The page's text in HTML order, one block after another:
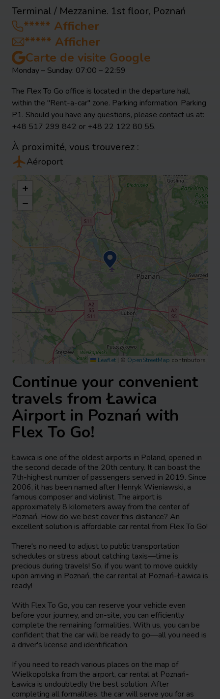
+
−
Leaflet | © OpenStreetMap contributors
Terminal / Mezzanine. 1st floor, Poznań
***** Afficher
***** Afficher
Carte de visite Google
Monday – Sunday: 07:00 – 22:59
The Flex To Go office is located in the departure hall,
within the "Rent-a-car" zone. Parking information: Parking
P1. Should you have any questions, please contact us at:
+48 517 299 842 or +48 22 122 80 55.
À proximité, vous trouverez :
Aéroport
Continue your convenient
travels from Ławica
Airport in Poznań with
Flex To Go!
Ławica is one of the oldest airports in Poland, opened in
the second decade of the 20th century. It can boast the
7th-highest number of passengers served in 2019. Since
2006, it has been named after Henryk Wieniawski, a
famous composer and violinist. The airport is
approximately 8 kilometers away from the center of
Poznań. How do we best cover this distance? An
excellent solution is affordable car rental from Flex To Go!
There's no need to adjust to public transportation
schedules or stress about catching taxis—time is
precious during travels! So, if you want to move quickly
upon arriving in Poznań, the car rental at Poznań-Ławica is
ready!
With Flex To Go, you can reserve your vehicle even
before your journey, and on-site, you can efficiently
complete the remaining formalities. With us, you can be
confident that the car will be ready to go—all you need is
a driver's license and identification.
If you need to reach various places on the map of
Wielkopolska from the airport, car rental at Poznań-
Ławica is undoubtedly the best solution. After
completing all formalities, the car will serve you for as